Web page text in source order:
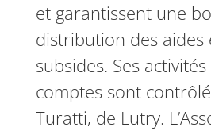
et garantissent une
distribution des aides
subsides. Ses
comptes sont
Turatti, de Lutry.